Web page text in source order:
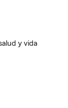
y vida